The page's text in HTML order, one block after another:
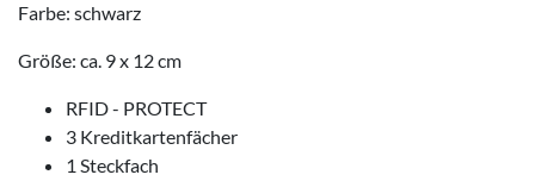
Farbe: schwarz
Größe: ca. 9 x 12 cm
RFID - PROTECT
3 Kreditkartenfächer
1 Steckfach